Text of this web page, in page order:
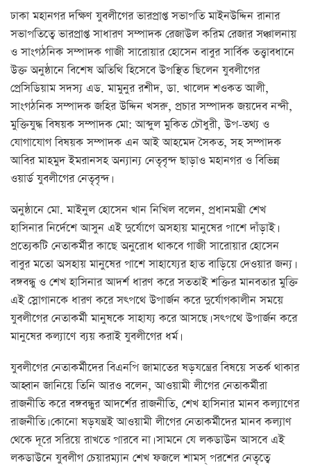
ঢাকা মহানগর দক্ষিণ যুবলীগের ভারপ্রাপ্ত সভাপতি মাইনউদ্দিন রানার
সভাপতিত্বে ভারপ্রাপ্ত সাধারণ সম্পাদক রেজাউল করিম রেজার সঞ্চালনায়
ও সাংগঠনিক সম্পাদক গাজী সারোয়ার হোসেন বাবুর সার্বিক তত্ত্বাবধানে
উক্ত অনুষ্ঠানে বিশেষ অতিথি হিসেবে উপস্থিত ছিলেন যুবলীগের
প্রেসিডিয়াম সদস্য এড. মামুনুর রশীদ, ডা. খালেদ শওকত আলী,
সাংগঠনিক সম্পাদক জহির উদ্দিন খসরু, প্রচার সম্পাদক জয়দেব নন্দী,
মুক্তিযুদ্ধ বিষয়ক সম্পাদক মো: আব্দুল মুকিত চৌধুরী, উপ-তথ্য ও
যোগাযোগ বিষয়ক সম্পাদক এন আই আহমেদ সৈকত, সহ সম্পাদক
আবির মাহমুদ ইমরানসহ অন্যান্য নেতৃবৃন্দ ছাড়াও মহানগর ও বিভিন্ন
ওয়ার্ড যুবলীগের নেতৃবৃন্দ।
অনুষ্ঠানে মো. মাইনুল হোসেন খান নিখিল বলেন, প্রধানমন্ত্রী শেখ
হাসিনার নির্দেশে আসুন এই দুর্যোগে অসহায় মানুষের পাশে দাঁড়াই।
প্রত্যেকটি নেতাকর্মীর কাছে অনুরোধ থাকবে গাজী সারোয়ার হোসেন
বাবুর মতো অসহায় মানুষের পাশে সাহায্যের হাত বাড়িয়ে দেওয়ার জন্য।
বঙ্গবন্ধু ও শেখ হাসিনার আদর্শ ধারণ করে সততাই শক্তির মানবতার মুক্তি
এই স্লোগানকে ধারণ করে সৎপথে উপার্জন করে দুর্যোগকালীন সময়ে
যুবলীগের নেতাকর্মী মানুষকে সাহায্য করে আসছে। সৎপথে উপার্জন করে
মানুষের কল্যাণে ব্যয় করাই যুবলীগের ধর্ম।
যুবলীগের নেতাকর্মীদের বিএনপি জামাতের ষড়যন্ত্রের বিষয়ে সতর্ক থাকার
আহ্বান জানিয়ে তিনি আরও বলেন, আওয়ামী লীগের নেতাকর্মীরা
রাজনীতি করে বঙ্গবন্ধুর আদর্শের রাজনীতি, শেখ হাসিনার মানব কল্যাণের
রাজনীতি। কোনো ষড়যন্ত্রই আওয়ামী লীগের নেতাকর্মীদের মানব কল্যাণ
থেকে দূরে সরিয়ে রাখতে পারবে না। সামনে যে লকডাউন আসবে এই
লকডাউনে যুবলীগ চেয়ারম্যান শেখ ফজলে শামস্ পরশের নেতৃত্বে